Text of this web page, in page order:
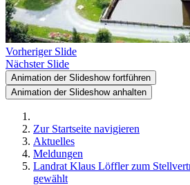
Vorheriger Slide
Nächster Slide
Animation der Slideshow fortführen
Animation der Slideshow anhalten
Zur Startseite navigieren
Aktuelles
Meldungen
Landrat Klaus Löffler zum
gewählt